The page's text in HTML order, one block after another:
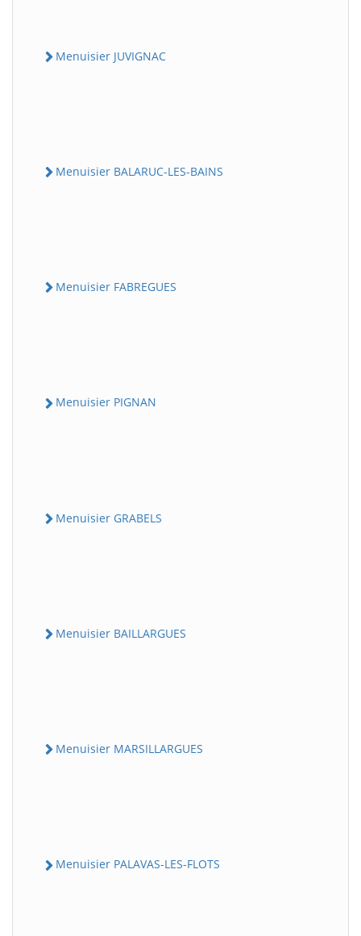
Menuisier JUVIGNAC
Menuisier BALARUC-LES-BAINS
Menuisier FABREGUES
Menuisier PIGNAN
Menuisier GRABELS
Menuisier BAILLARGUES
Menuisier MARSILLARGUES
Menuisier PALAVAS-LES-FLOTS